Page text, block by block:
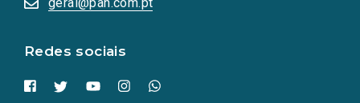
Redes sociais
nova